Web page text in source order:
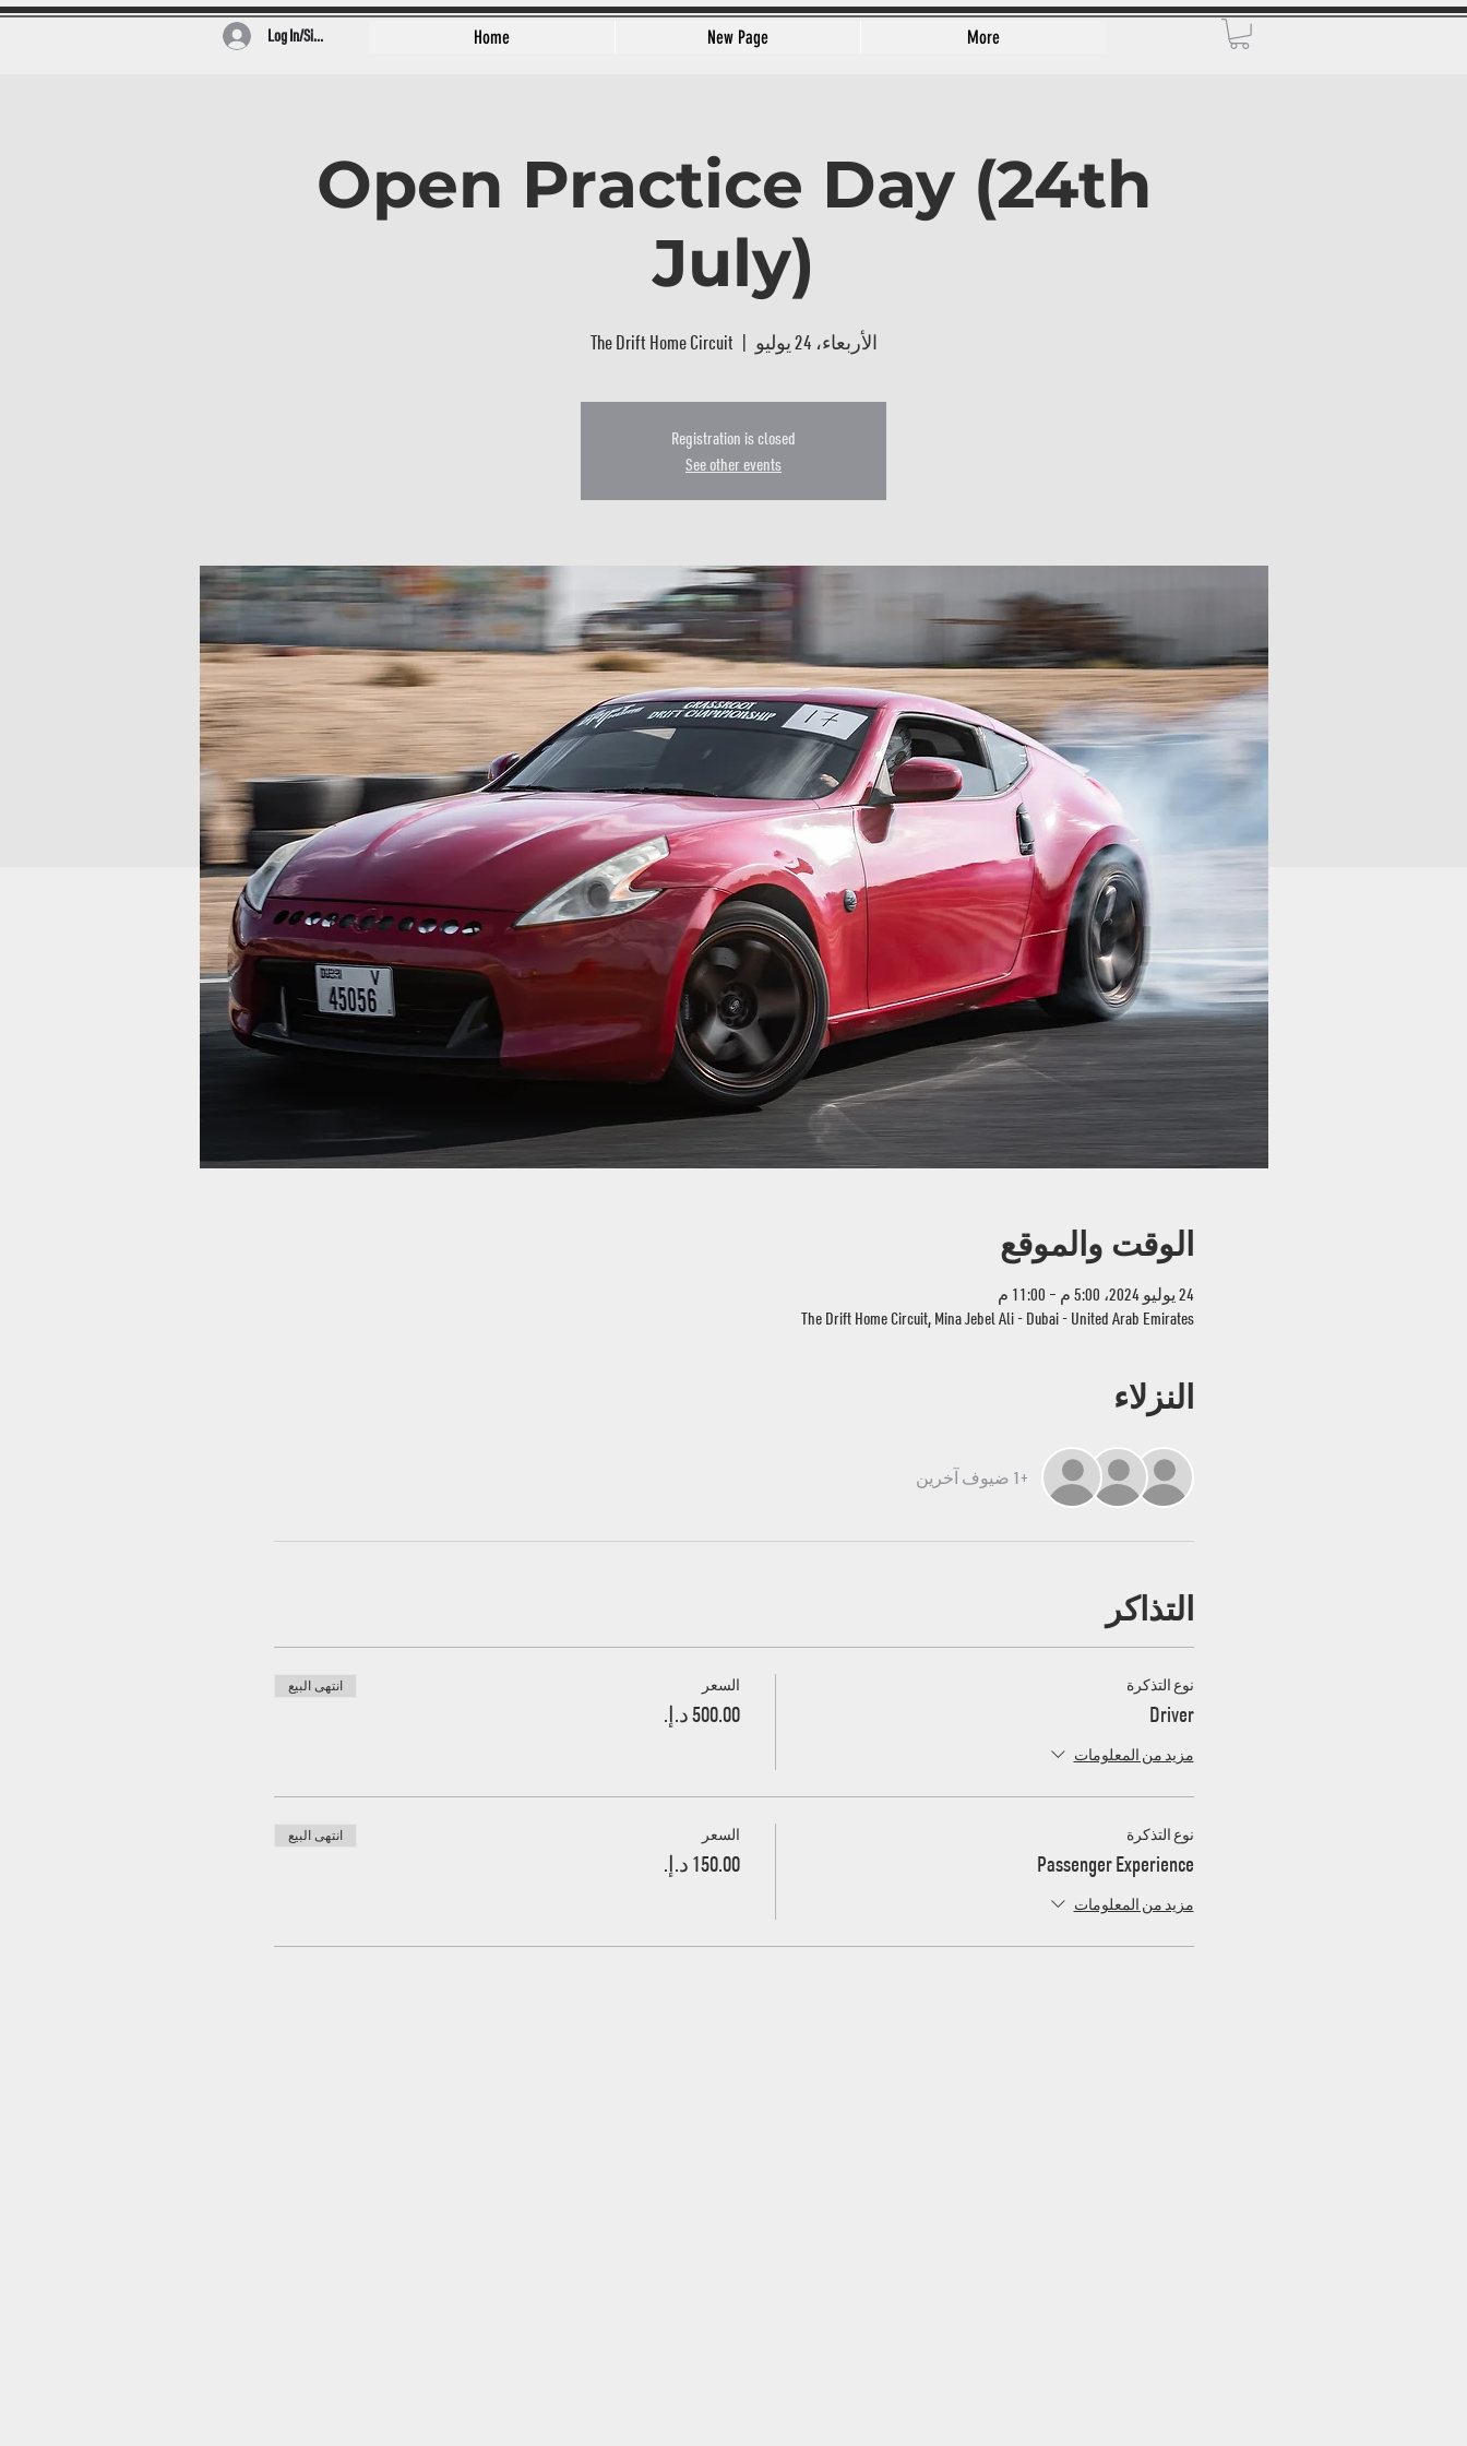
Log In/Sign Up Home New Page More
Open Practice Day (24th
July)
الأربعاء، 24 يوليو
  |
The Drift Home Circuit
Registration is closed
See other events
الوقت والموقع
24 يوليو 2024، 5:00 م – 11:00 م
The Drift Home Circuit, Mina Jebel Ali - Dubai - United Arab Emirates
النزلاء
+1 ضيوف آخرين
التذاكر
نوع التذكرة
Driver
مزيد من المعلومات
السعر انتهى البيع
نوع التذكرة
Passenger Experience
مزيد من المعلومات
السعر انتهى البيع